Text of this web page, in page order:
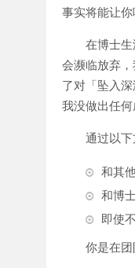
事实将能让你
在博士
会濒临放弃
了对「坠入
我没做出任何
通过以
和其
和博
即使
你是在